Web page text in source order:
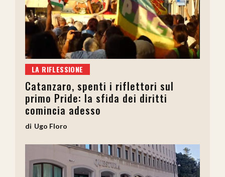
LA RIFLESSIONE
Catanzaro, spenti i riflettori sul
primo Pride: la sfida dei diritti
comincia adesso
Ugo Floro